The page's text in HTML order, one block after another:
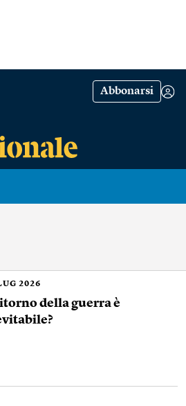
Abbonarsi
2026
della guerra è